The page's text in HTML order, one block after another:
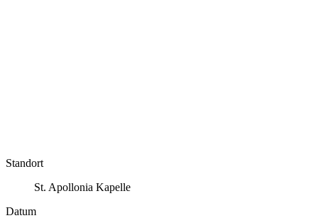
Standort
St. Apollonia Kapelle
Datum